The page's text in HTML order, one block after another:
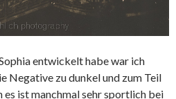
entwickelt habe war ich
Negative zu dunkel und zum Teil
es ist manchmal sehr sportlich bei